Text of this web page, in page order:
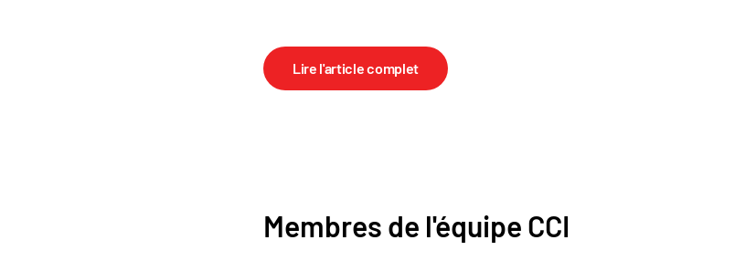
Lire l'article complet
Membres de l'équipe CCI